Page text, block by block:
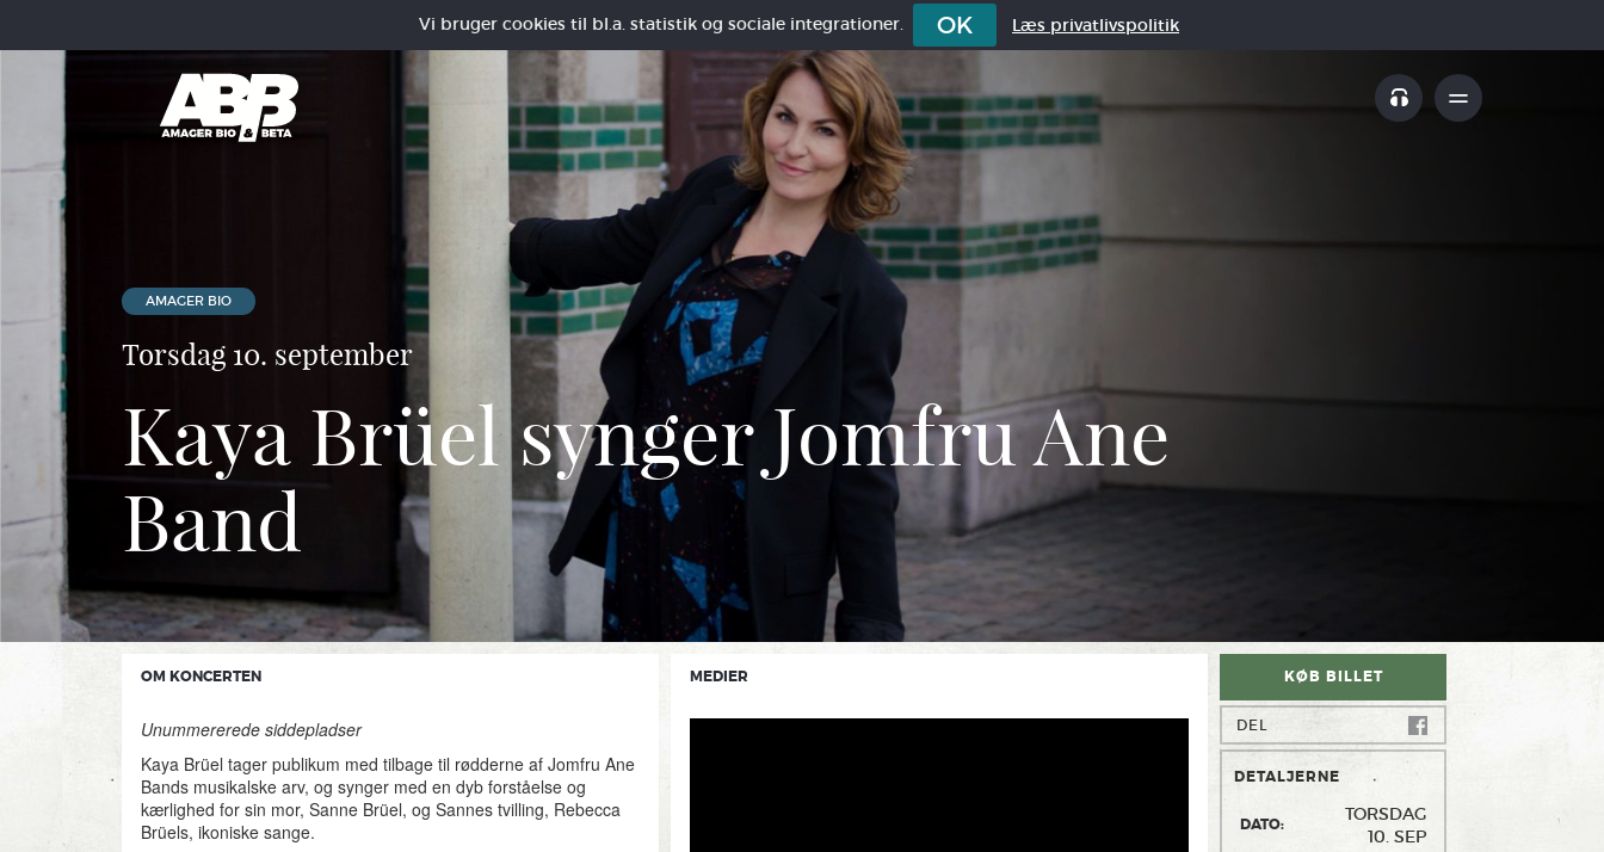
Vi bruger cookies til bl.a. statistik og sociale integrationer. OK Læs privatlivspolitik
AMAGER BIO
Torsdag 10. september
Kaya Brüel synger Jomfru Ane
Band
KØB BILLET
DEL
DETALJERNE
DATO:
TORSDAG
10. SEP
OM KONCERTEN
Unummererede siddepladser
Kaya Brüel tager publikum med tilbage til rødderne af Jomfru Ane
Bands musikalske arv, og synger med en dyb forståelse og
kærlighed for sin mor, Sanne Brüel, og Sannes tvilling, Rebecca
Brüels, ikoniske sange.
MEDIER